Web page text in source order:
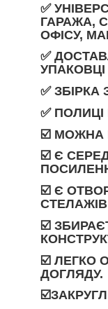
✅
ГАРАЖА,
ОФІСУ,
✅
УПАКОВЦІ
✅
✅ПОЛИЦІ
☑️ МОЖНА
☑️ Є
☑️ Є
☑️
☑️ ЛЕГКО
ДОГЛЯДУ.